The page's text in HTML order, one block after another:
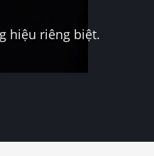
hiệu riêng biệt.